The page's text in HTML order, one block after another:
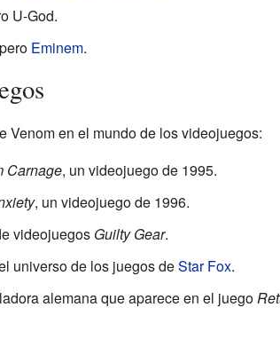
U-God.
Eminem.
Venom en el mundo de los videojuegos:
Carnage, un videojuego de 1995.
, un videojuego de 1996.
videojuegos Guilty Gear.
universo de los juegos deStar Fox.
alemana que aparece en el juego